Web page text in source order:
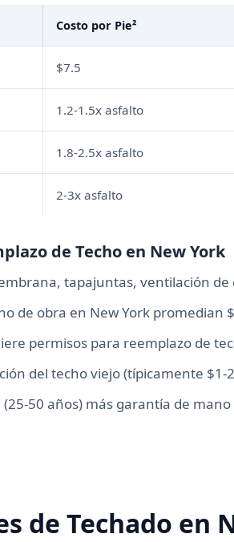
Costo por Pie²
$7.5
1.2-1.5x asfalto
1.8-2.5x asfalto
2-3x asfalto
de Techo en New York
tapajuntas, ventilación
de obra en New York
permisos para reemplazo de
del techo viejo (típicamente $1-
50 años) más garantía de
de Techado en